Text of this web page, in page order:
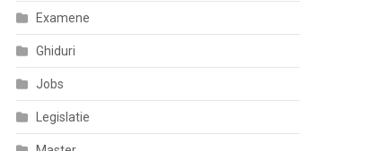
Examene
Ghiduri
Jobs
Legislatie